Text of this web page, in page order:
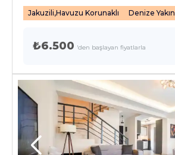
Jakuzili,Havuzu Korunaklı Denize Yakın
₺6.500 'den başlayan fiyatlarla